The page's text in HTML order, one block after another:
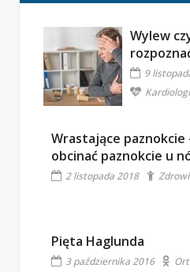
Wylew
9
Wrastające paznokcie
obcinać paznokcie u
2 listopada 2018
Pięta Haglunda
3 października 2016